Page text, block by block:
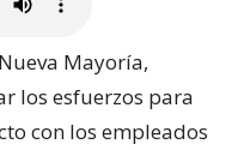
Mayoría,
los esfuerzos para
con los empleados